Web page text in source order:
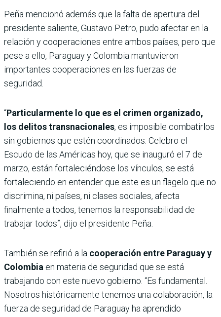
Peña mencionó además que la falta de apertura del
presidente saliente, Gustavo Petro, pudo afectar en la
relación y cooperaciones entre ambos países, pero que
pese a ello, Paraguay y Colombia mantuvieron
importantes cooperaciones en las fuerzas de
seguridad.
“Particularmente lo que es el crimen organizado,
los delitos transnacionales, es imposible combatirlos
sin gobiernos que estén coordinados. Celebro el
Escudo de las Américas hoy, que se inauguró el 7 de
marzo, están fortaleciéndose los vínculos, se está
fortaleciendo en entender que este es un flagelo que no
discrimina, ni países, ni clases sociales, afecta
finalmente a todos, tenemos la responsabilidad de
trabajar todos”, dijo el presidente Peña.
También se refirió a la cooperación entre Paraguay y
Colombia en materia de seguridad que se está
trabajando con este nuevo gobierno. “Es fundamental.
Nosotros históricamente tenemos una colaboración, la
fuerza de seguridad de Paraguay ha aprendido